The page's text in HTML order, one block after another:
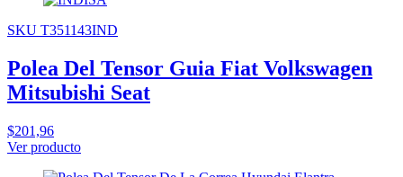
SKU T351143IND
Polea Del Tensor Guia Fiat Volkswagen
Mitsubishi Seat
$201,96
Ver producto